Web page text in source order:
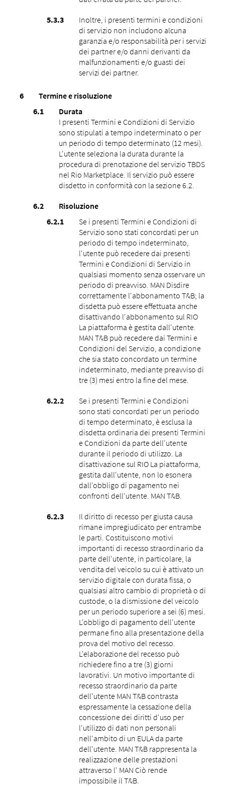
Inoltre, i presenti termini e condizioni
di servizio non includono alcuna
garanzia e/o responsabilità per i servizi
dei partner e/o danni derivanti da
malfunzionamenti e/o guasti dei
servizi dei partner.
Termine e risoluzione
Durata
I presenti Termini e Condizioni di Servizio
sono stipulati a tempo indeterminato o per
un periodo di tempo determinato (12 mesi).
L'utente seleziona la durata durante la
procedura di prenotazione del servizio TBDS
nel Rio Marketplace. Il servizio può essere
disdetto in conformità con la sezione 6.2.
Risoluzione
Se i presenti Termini e Condizioni di
Servizio sono stati concordati per un
periodo di tempo indeterminato,
l'utente può recedere dai presenti
Termini e Condizioni di Servizio in
qualsiasi momento senza osservare un
periodo di preavviso. MAN Disdire
correttamente l'abbonamento T&B; la
disdetta può essere effettuata anche
disattivando l'abbonamento sul RIO
La piattaforma è gestita dall'utente.
MAN T&B può recedere dai Termini e
Condizioni del Servizio, a condizione
che sia stato concordato un termine
indeterminato, mediante preavviso di
tre (3) mesi entro la fine del mese.
Se i presenti Termini e Condizioni
sono stati concordati per un periodo
di tempo determinato, è esclusa la
disdetta ordinaria dei presenti Termini
e Condizioni da parte dell'utente
durante il periodo di utilizzo. La
disattivazione sul RIO La piattaforma,
gestita dall'utente, non lo esonera
dall'obbligo di pagamento nei
confronti dell'utente. MAN T&B.
Il diritto di recesso per giusta causa
rimane impregiudicato per entrambe
le parti. Costituiscono motivi
importanti di recesso straordinario da
parte dell'utente, in particolare, la
vendita del veicolo su cui è attivato un
servizio digitale con durata fissa, o
qualsiasi altro cambio di proprietà o di
custode, o la dismissione del veicolo
per un periodo superiore a sei (6) mesi.
L'obbligo di pagamento dell'utente
permane fino alla presentazione della
prova del motivo del recesso.
L'elaborazione del recesso può
richiedere fino a tre (3) giorni
lavorativi. Un motivo importante di
recesso straordinario da parte
dell'utente MAN T&B contrasta
espressamente la cessazione della
concessione dei diritti d'uso per
l'utilizzo di dati non personali
nell'ambito di un EULA da parte
dell'utente. MAN T&B rappresenta la
realizzazione delle prestazioni
attraverso l' MAN Ciò rende
impossibile il T&B.